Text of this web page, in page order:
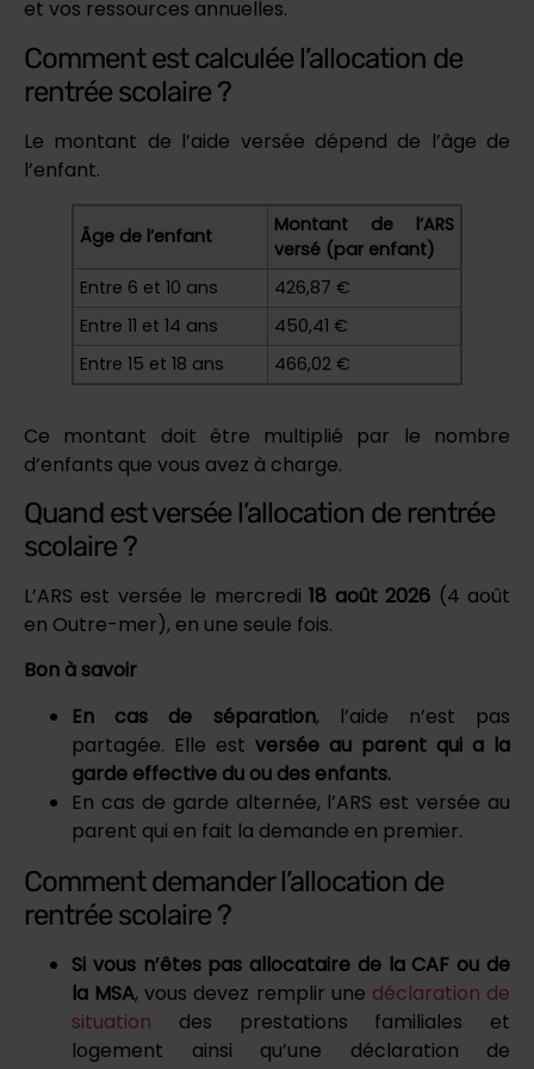
et vos ressources annuelles.
Comment est calculée l’allocation de
rentrée scolaire ?
Le montant de l’aide versée dépend de l’âge de
l’enfant.
Âge de l’enfant
Montant de l’ARS
versé (par enfant)
Entre 6 et 10 ans
426,87 €
Entre 11 et 14 ans
450,41 €
Entre 15 et 18 ans
466,02 €
Ce montant doit être multiplié par le nombre
d’enfants que vous avez à charge.
Quand est versée l’allocation de rentrée
scolaire ?
L’ARS est versée le mercredi 18 août 2026 (4 août
en Outre-mer), en une seule fois.
Bon à savoir
En cas de séparation, l’aide n’est pas
partagée. Elle est versée au parent qui a la
garde effective du ou des enfants.
En cas de garde alternée, l’ARS est versée au
parent qui en fait la demande en premier.
Comment demander l’allocation de
rentrée scolaire ?
Si vous n’êtes pas allocataire de la CAF ou de
la MSA, vous devez remplir une déclaration de
situation des prestations familiales et
logement ainsi qu’une déclaration de